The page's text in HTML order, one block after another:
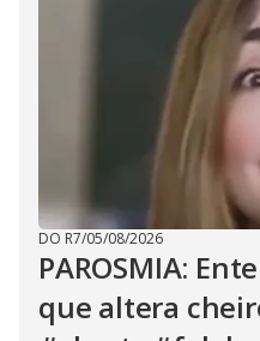
DO R7/05/08/2026
PAROSMIA:
que altera